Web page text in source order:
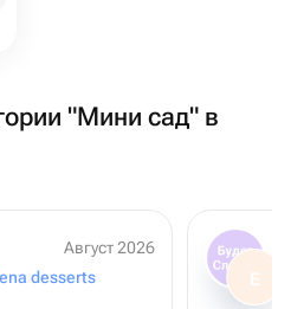
"Мини сад" в
Август 2026
desserts Е